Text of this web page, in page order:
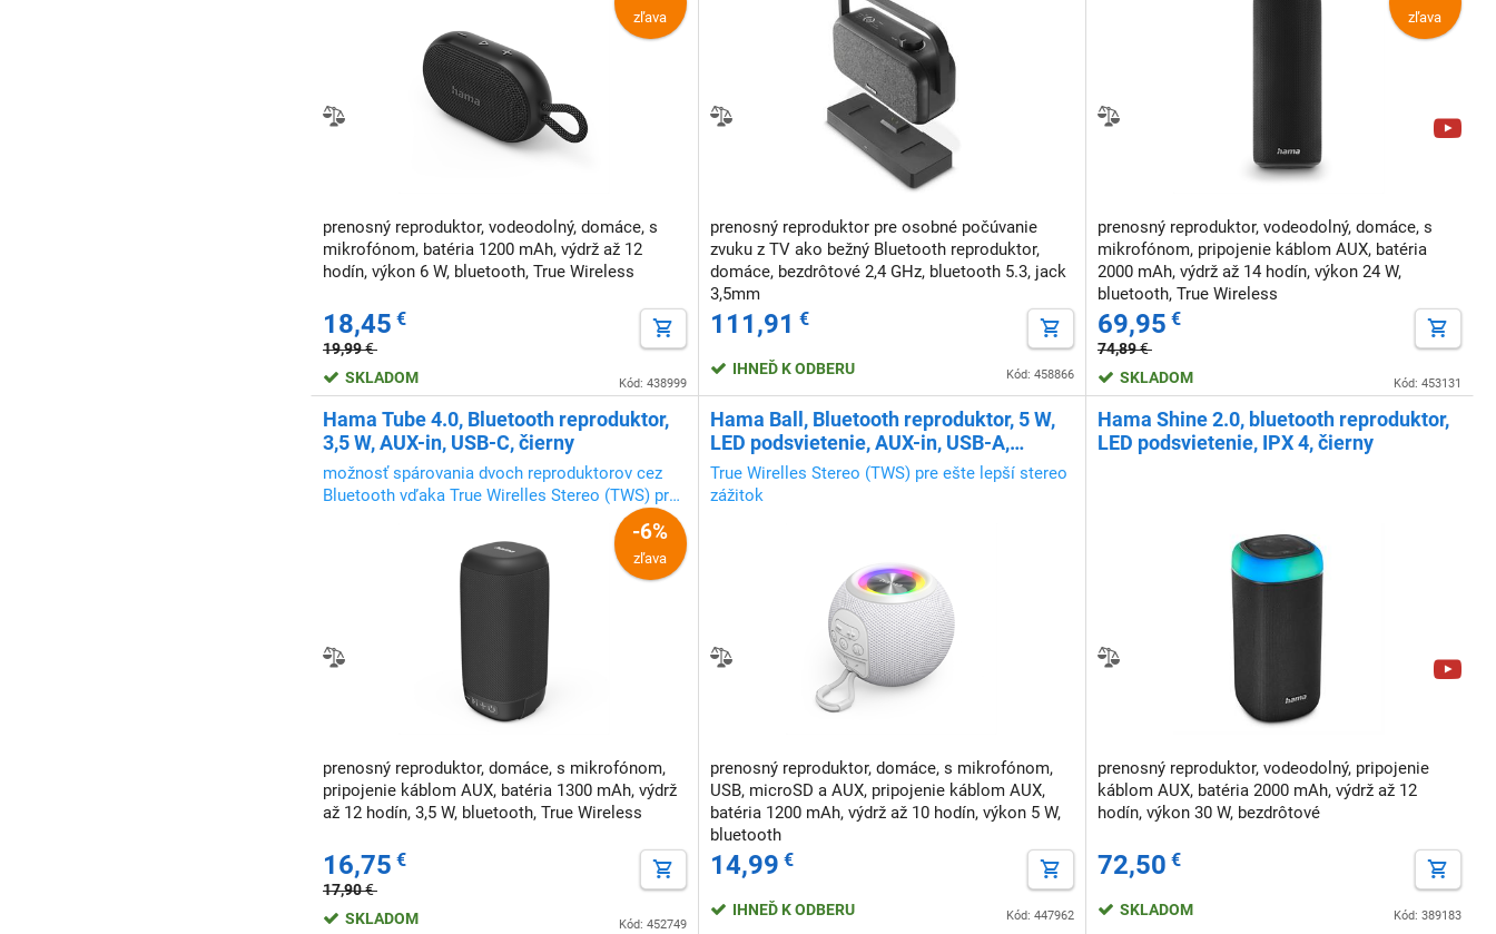
zľava
prenosný reproduktor, vodeodolný, domáce, s
mikrofónom, batéria 1200 mAh, výdrž až 12
hodín, výkon 6 W, bluetooth, True Wireless
18,45 €
19,99€
Kód: 438999
SKLADOM
prenosný reproduktor pre osobné počúvanie
zvuku z TV ako bežný Bluetooth reproduktor,
domáce, bezdrôtové 2,4 GHz, bluetooth 5.3, jack
3,5mm
111,91 €
Kód: 458866
IHNEĎ K ODBERU
zľava
prenosný reproduktor, vodeodolný, domáce, s
mikrofónom, pripojenie káblom AUX, batéria
2000 mAh, výdrž až 14 hodín, výkon 24 W,
bluetooth, True Wireless
69,95 €
74,89€
Kód: 453131
SKLADOM
Hama Tube 4.0, Bluetooth reproduktor,
3,5 W, AUX-in, USB-C, čierny
možnosť spárovania dvoch reproduktorov cez
Bluetooth vďaka True Wirelles Stereo (TWS) pre
-6%
zľava
prenosný reproduktor, domáce, s mikrofónom,
pripojenie káblom AUX, batéria 1300 mAh, výdrž
až 12 hodín, 3,5 W, bluetooth, True Wireless
16,75 €
17,90€
Kód: 452749
SKLADOM
Hama Ball, Bluetooth reproduktor, 5 W,
LED podsvietenie, AUX-in, USB-A,
microSD slot, biely
True Wirelles Stereo (TWS) pre ešte lepší stereo
zážitok
prenosný reproduktor, domáce, s mikrofónom,
USB, microSD a AUX, pripojenie káblom AUX,
batéria 1200 mAh, výdrž až 10 hodín, výkon 5 W,
bluetooth
14,99 €
Kód: 447962
IHNEĎ K ODBERU
Hama Shine 2.0, bluetooth reproduktor,
LED podsvietenie, IPX 4, čierny
prenosný reproduktor, vodeodolný, pripojenie
káblom AUX, batéria 2000 mAh, výdrž až 12
hodín, výkon 30 W, bezdrôtové
72,50 €
Kód: 389183
SKLADOM